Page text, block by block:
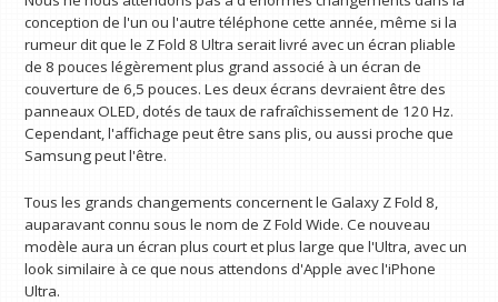
conception de l'un ou l'autre téléphone cette année, même si la
rumeur dit que le Z Fold 8 Ultra serait livré avec un écran pliable
de 8 pouces légèrement plus grand associé à un écran de
couverture de 6,5 pouces. Les deux écrans devraient être des
panneaux OLED, dotés de taux de rafraîchissement de 120 Hz.
Cependant, l'affichage peut être sans plis, ou aussi proche que
Samsung peut l'être.
Tous les grands changements concernent le Galaxy Z Fold 8,
auparavant connu sous le nom de Z Fold Wide. Ce nouveau
modèle aura un écran plus court et plus large que l'Ultra, avec un
look similaire à ce que nous attendons d'Apple avec l'iPhone
Ultra.